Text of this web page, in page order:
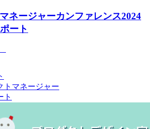
ネージャーカンファレンス2024
ート
トマネージャー
ト